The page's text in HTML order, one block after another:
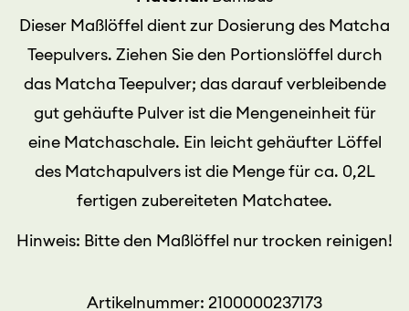
Dieser Maßlöffel dient zur Dosierung des Matcha
Teepulvers. Ziehen Sie den Portionslöffel durch
das Matcha Teepulver; das darauf verbleibende
gut gehäufte Pulver ist die Mengeneinheit für
eine Matchaschale. Ein leicht gehäufter Löffel
des Matchapulvers ist die Menge für ca. 0,2L
fertigen zubereiteten Matchatee.
Hinweis: Bitte den Maßlöffel nur trocken reinigen!
Artikelnummer: 2100000237173